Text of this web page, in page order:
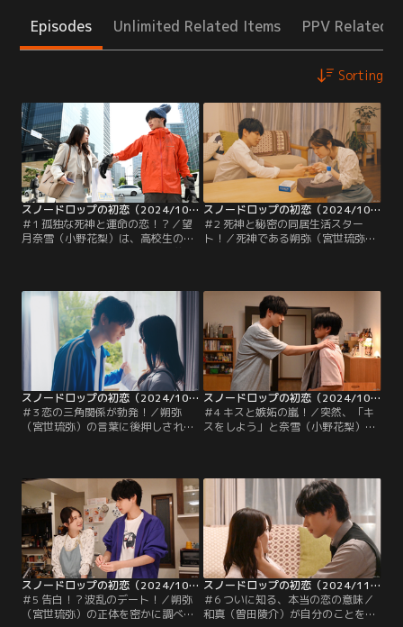
Episodes Unlimited Related Items PPV Related
Sorting
スノードロップの初恋（2024/10/01放送分）第01話
＃1 孤独な死神と運命の恋！？／望
月奈雪（小野花梨）は、高校生のと
点で信号待ちをしていた奈雪は、ど
こか不思議な空気をまとった青年・
片岡朔弥（宮世琉弥）が、横断歩道
にふらりと歩き出し車と接触しそう
になったところを助ける。しかし、
何事もなかったように…。
スノードロップの初恋（2024/10/08放送分）第02話
＃2 死神と秘密の同居生活スター
ト！／死神である朔弥（宮世琉弥）
ト好きの同級生・亀山宗佑（森田甘
路）に泣きつくが取り合ってもらえ
ない。一方、奈雪が父のグラタンを
再現できるまで望月家に居候すると
宣言した朔弥は散歩中、
『FORTUNA』で楽しそうに食事
を…。
スノードロップの初恋（2024/10/15放送分）第03話
＃3 恋の三角関係が勃発！／朔弥
（宮世琉弥）の言葉に後押しされ、
務で連日激務に追われるように。そ
の頃、陸（岩瀬洋志）は奈雪の運命
を変えようと必死で策を練るが、朔
弥にはその気持ちが理解できない。
スノードロップの初恋（2024/10/22放送分）第04話
＃4 キスと嫉妬の嵐！／突然、「キ
スをしよう」と奈雪（小野花梨）に
が止まらない。キスは幸せの味だと
陸（岩瀬洋志）から聞いた朔弥は、
それを確かめようとしたのだ。幸せ
の味を知りたい朔弥は、会社で再び
奈雪に迫るが全力で拒否されショッ
クを受ける。
スノードロップの初恋（2024/10/29放送分）第05話
＃5 告白！？波乱のデート！／朔弥
（宮世琉弥）の正体を密かに調べて
スノードロップの初恋（2024/11/05放送分）第06話
＃6 ついに知る、本当の恋の意味／
和真（曽田陵介）が自分のことを好